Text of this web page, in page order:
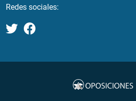
Redes sociales: